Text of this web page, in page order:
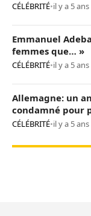
CÉLÉBRITÉ•il y a 5 ans
Emmanuel
femmes que… »
CÉLÉBRITÉ•il y a 5 ans
Allemagne: un
condamné pour
CÉLÉBRITÉ•il y a 5 ans